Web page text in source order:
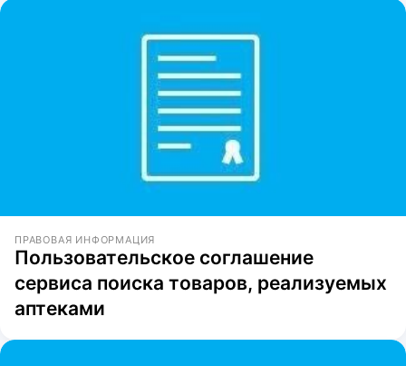
ПРАВОВАЯ ИНФОРМАЦИЯ
Пользовательское соглашение
сервиса поиска товаров, реализуемых
аптеками